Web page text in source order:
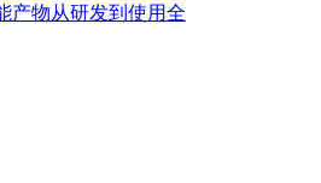
产物从研发到使用全